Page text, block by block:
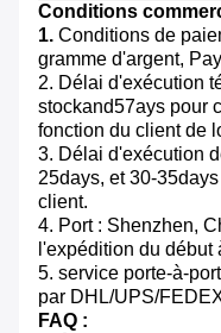
Conditions
1. Conditions de
gramme d'argent,
2. Délai d'exécution
stockand57ays pour
fonction du client de
3. Délai d'exécution
25days, et 30-
client.
4. Port : Shenzhen,
l'expédition du début
5. service porte-à-
par DHL/UPS/
FAQ :